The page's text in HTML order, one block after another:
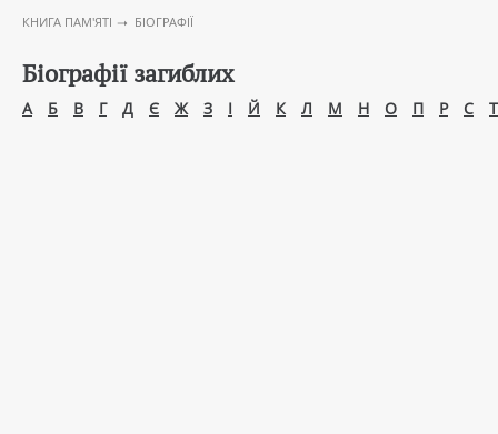
КНИГА ПАМ′ЯТІ БІОГРАФІЇ
Біографії загиблих
А Б В Г Д Є Ж З І Й К Л М Н О П Р С Т